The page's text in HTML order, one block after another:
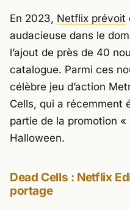
En 2023, Netflix prévoit
audacieuse dans le
l’ajout de près de 40
catalogue. Parmi ces
célèbre jeu d’action
Cells, qui a récemment
partie de la promotion
Halloween.
Dead Cells : Netflix
portage